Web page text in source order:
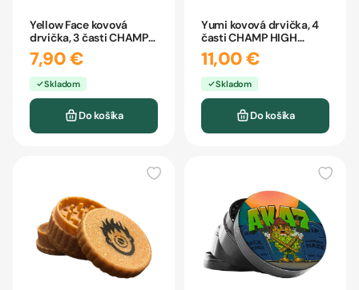
Yellow Face kovová
drvička, 3 časti CHAMP
HIGH 40mm
7,90 €
Skladom
Do košíka
Yumi kovová drvička, 4
časti CHAMP HIGH
50mm
11,00 €
Skladom
Do košíka